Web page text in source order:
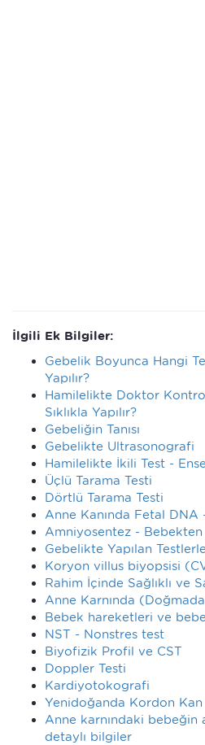
İlgili Ek Bilgiler:
Gebelik Boyunca Hangi
Yapılır?
Hamilelikte Doktor
Sıklıkla Yapılır?
Gebeliğin Tanısı
Gebelikte Ultrasonografi
Hamilelikte İkili Test -
Üçlü Tarama Testi
Dörtlü Tarama Testi
Anne Kanında Fetal
Amniyosentez - Bebekten
Gebelikte Yapılan
Koryon villus biyopsisi
Rahim İçinde Sağlıklı ve
Anne Karnında
Bebek hareketleri ve
NST - Nonstres test
Biyofizik Profil ve CST
Doppler Testi
Kardiyotokografi
Yenidoğanda Kordon Kan
Anne karnındaki bebeğin
detaylı bilgiler